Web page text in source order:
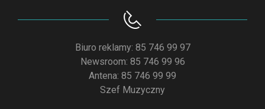
Biuro reklamy: 85 746 99 97
Newsroom: 85 746 99 96
Antena: 85 746 99 99
Szef Muzyczny